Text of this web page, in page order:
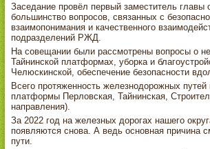
Заседание провёл первый заместитель главы
большинство вопросов, связанных с
взаимопонимания и качественного
подразделений РЖД.
На совещании были рассмотрены вопросы о
Тайнинской платформах, уборка и
Челюскинской, обеспечение безопасности
Всего протяженность железнодорожных
платформы Перловская, Тайнинская,
направления).
За 2022 год на железных дорогах нашего
появляются снова. А ведь основная причина
пути.